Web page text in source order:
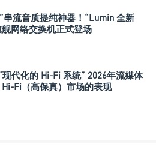
串流音质提纯神器！“Lumin 全新
舰网络交换机正式登场
现代化的 Hi-Fi 系统” 2026年流媒体
Fi（高保真）市场的表现